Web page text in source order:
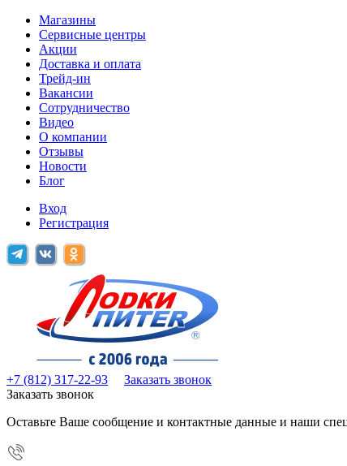
Магазины
Сервисные центры
Акции
Доставка и оплата
Трейд-ин
Вакансии
Сотрудничество
Видео
О компании
Отзывы
Новости
Блог
Вход
Регистрация
+7 (812) 317-22-93
Заказать звонок
Заказать звонок
Оставьте Ваше сообщение и контактные данные и наши